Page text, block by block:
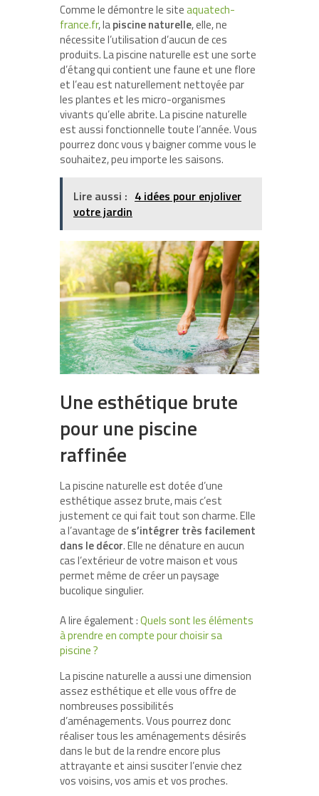
Comme le démontre le siteaquatech-
france.fr, lapiscine naturelle, elle, ne
nécessite l’utilisation d’aucun de ces
produits. La piscine naturelle est une sorte
d’étang qui contient une faune et une flore
et l’eau est naturellement nettoyée par
les plantes et les micro-organismes
vivants qu’elle abrite. La piscine naturelle
est aussi fonctionnelle toute l’année. Vous
pourrez donc vous y baigner comme vous le
souhaitez, peu importe les saisons.
Lire aussi : 4 idées pour enjoliver
votre jardin
Une esthétique brute
pour une piscine
raffinée
La piscine naturelle est dotée d’une
esthétique assez brute, mais c’est
justement ce qui fait tout son charme. Elle
a l’avantage de s’intégrer très facilement
dans le décor. Elle ne dénature en aucun
cas l’extérieur de votre maison et vous
permet même de créer un paysage
bucolique singulier.
A lire également :Quels sont les éléments
à prendre en compte pour choisir sa
piscine ?
La piscine naturelle a aussi une dimension
assez esthétique et elle vous offre de
nombreuses possibilités
d’aménagements. Vous pourrez donc
réaliser tous les aménagements désirés
dans le but de la rendre encore plus
attrayante et ainsi susciter l’envie chez
vos voisins, vos amis et vos proches.